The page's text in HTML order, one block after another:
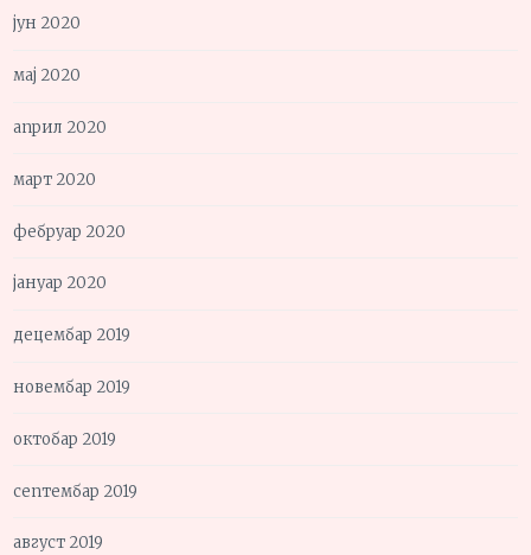
јун 2020
мај 2020
април 2020
март 2020
фебруар 2020
јануар 2020
децембар 2019
новембар 2019
октобар 2019
септембар 2019
август 2019